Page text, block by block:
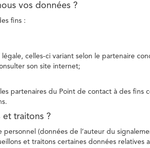
vos données ?
fins :
celles-ci variant selon le partenaire
son site internet;
partenaires du Point de contact à des fins
et traitons ?
(données de l’auteur du
et traitons certaines données relatives